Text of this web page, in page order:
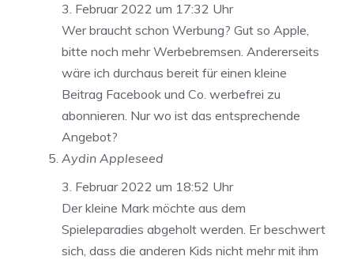
3. Februar 2022 um 17:32 Uhr
Wer braucht schon Werbung? Gut so Apple,
bitte noch mehr Werbebremsen. Andererseits
wäre ich durchaus bereit für einen kleine
Beitrag Facebook und Co. werbefrei zu
abonnieren. Nur wo ist das entsprechende
Angebot?
Aydin Appleseed
3. Februar 2022 um 18:52 Uhr
Der kleine Mark möchte aus dem
Spieleparadies abgeholt werden. Er beschwert
sich, dass die anderen Kids nicht mehr mit ihm